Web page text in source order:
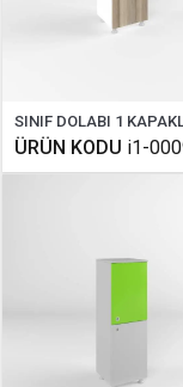
SINIF DOLABI 1
ÜRÜN KODU i1-